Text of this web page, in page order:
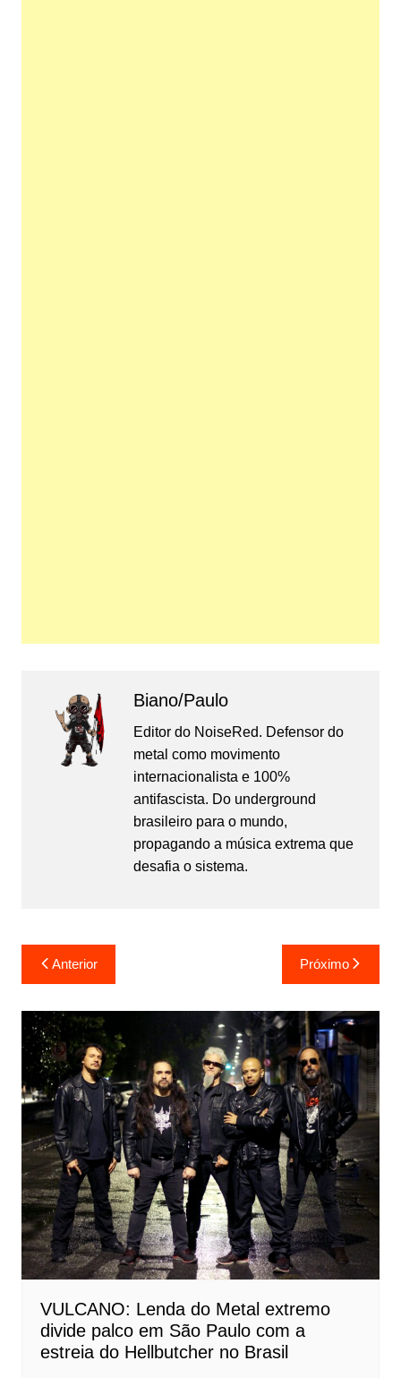
Biano/Paulo
Editor do NoiseRed. Defensor do
metal como movimento
internacionalista e 100%
antifascista. Do underground
brasileiro para o mundo,
propagando a música extrema que
desafia o sistema.
Navegação
de
Post
Anterior Próximo
VULCANO: Lenda do Metal extremo
divide palco em São Paulo com a
estreia do Hellbutcher no Brasil